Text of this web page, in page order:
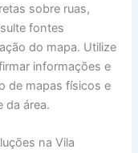
sobre ruas,
fontes
do mapa. Utilize
informações e
de mapas físicos e
da área.
na Vila